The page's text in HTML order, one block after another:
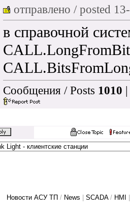
отправлено / posted
в справочной
Сообщения / Posts 1010
Новости АСУ ТП / News SCADA/ HMI